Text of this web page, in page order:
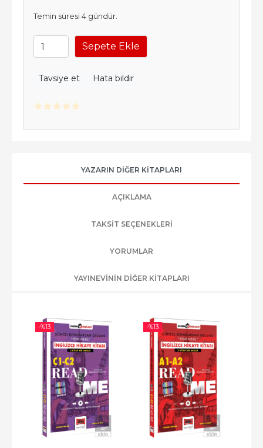
Temin süresi 4 gündür.
Sepete Ekle
Tavsiye et Hata bildir
YAZARIN DIĞER KITAPLARI
AÇIKLAMA
TAKSIT SEÇENEKLERI
YORUMLAR
YAYINEVININ DIĞER KITAPLARI
-%13 -%13